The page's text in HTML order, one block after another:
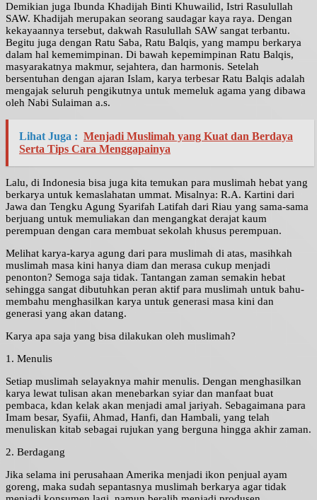
Demikian juga Ibunda Khadijah Binti Khuwailid, Istri Rasulullah
SAW. Khadijah merupakan seorang saudagar kaya raya. Dengan
kekayaannya tersebut, dakwah Rasulullah SAW sangat terbantu.
Begitu juga dengan Ratu Saba, Ratu Balqis, yang mampu berkarya
dalam hal kememimpinan. Di bawah kepemimpinan Ratu Balqis,
masyarakatnya makmur, sejahtera, dan harmonis. Setelah
bersentuhan dengan ajaran Islam, karya terbesar Ratu Balqis adalah
mengajak seluruh pengikutnya untuk memeluk agama yang dibawa
oleh Nabi Sulaiman a.s.
Lihat Juga : Menjadi Muslimah yang Kuat dan Berdaya
Serta Tips Cara Menggapainya
Lalu, di Indonesia bisa juga kita temukan para muslimah hebat yang
berkarya untuk kemaslahatan ummat. Misalnya: R.A. Kartini dari
Jawa dan Tengku Agung Syarifah Latifah dari Riau yang sama-sama
berjuang untuk memuliakan dan mengangkat derajat kaum
perempuan dengan cara membuat sekolah khusus perempuan.
Melihat karya-karya agung dari para muslimah di atas, masihkah
muslimah masa kini hanya diam dan merasa cukup menjadi
penonton? Semoga saja tidak. Tantangan zaman semakin hebat
sehingga sangat dibutuhkan peran aktif para muslimah untuk bahu-
membahu menghasilkan karya untuk generasi masa kini dan
generasi yang akan datang.
Karya apa saja yang bisa dilakukan oleh muslimah?
1. Menulis
Setiap muslimah selayaknya mahir menulis. Dengan menghasilkan
karya lewat tulisan akan menebarkan syiar dan manfaat buat
pembaca, kdan kelak akan menjadi amal jariyah. Sebagaimana para
Imam besar, Syafii, Ahmad, Hanfi, dan Hambali, yang telah
menuliskan kitab sebagai rujukan yang berguna hingga akhir zaman.
2. Berdagang
Jika selama ini perusahaan Amerika menjadi ikon penjual ayam
goreng, maka sudah sepantasnya muslimah berkarya agar tidak